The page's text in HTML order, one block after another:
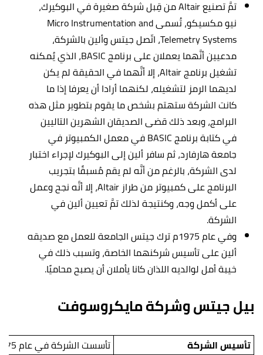
تمَّ تصنيع Altair من قِبل شركة صغيرة في البوكيرك،
نيو مكسيكو، تُسمى Micro Instrumentation and
Telemetry Systems، اتّصل جيتس وألين بالشركة،
مدعيين أنَّهما يعملان على برنامج BASIC، الذي يُمكنه
تشغيل برنامج Altair، إلا أنَّهما في الحقيقة لم يكن
لديهما الرمز لتشغيله، لكنهما أرادا أن يعرفا إذا ما
كانت الشركة ستهتم بشخص ما يقوم بتطوير مثل هذه
البرامج، وبعد ذلك قضى الصديقان الشهرين التاليين
في كتابة برنامج BASIC في معمل الكمبيوتر في
جامعة هارفارد، ثم سافر ألين إلى البوكيرك لإجراء اختبار
لدى الشركة، بالرغم من أنَّه لم يقم مُسبقًا بتجريب
البرنامج على كمبيوتر من طراز Altair، إلا أنَّه نجح وعمل
على أكمل وجه، وكنتيجة لذلك تمَّ تعيين ألين في
الشركة.
وفي عام 1975م ترك جيتس الجامعة للعمل مع صديقه
ألين على تأسيس شركنهما الخاصة، وتسبب ذلك في
خيبة أمل لوالديه اللذان كانا يأملان أن يصبح محاميًا.
بيل جيتس وشركة مايكروسوفت
تأسيس الشركة تأسست الشركة في عام 1975م، في سياتل، الولايات المتحدة الأمريكية، على يد كل من بيل جيتس وبول ألين، حيثُ كان عمر جيتس حينها 19 عامًا.